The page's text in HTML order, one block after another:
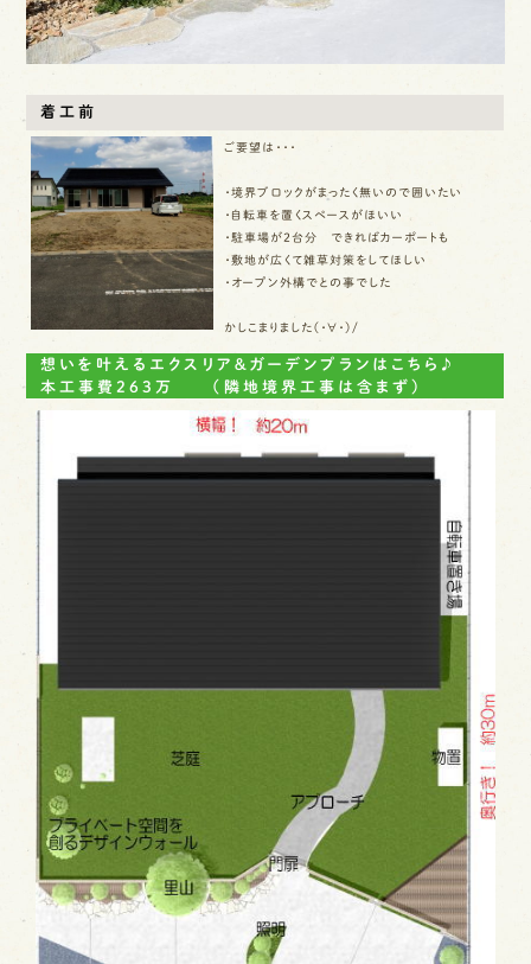
LINEでお問い合わせ
メールでお問い合わせ
お電話で
（平日 9:00～17:00）
着工前
ご要望は・・・
・境界ブロックがまったく無いので囲いたい
・自転車を置くスペースがほいい
・駐車場が2台分 できればカーポートも
・敷地が広くて雑草対策をしてほしい
・オープン外構でとの事でした
かしこまりました（・∀・）/
想いを叶えるエクスリア＆ガーデンプランはこちら♪
本工事費263万 （隣地境界工事は含まず）